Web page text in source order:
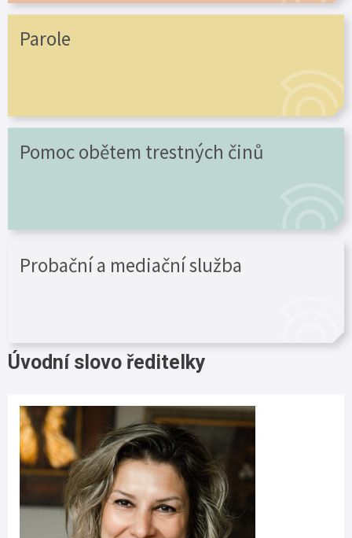
Parole
Pomoc obětem trestných činů
Probační a mediační služba
Úvodní slovo ředitelky